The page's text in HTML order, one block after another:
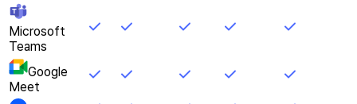
Microsoft
Teams
Google
Meet